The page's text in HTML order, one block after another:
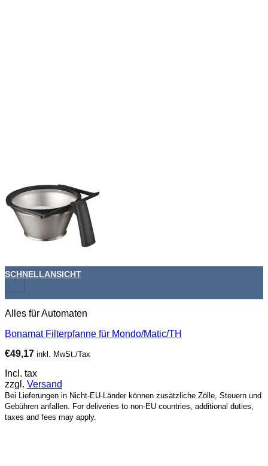
+
SCHNELLANSICHT
Alles für Automaten
Bonamat Filterpfanne für Mondo/Matic/TH
€49,17 inkl. MwSt./Tax
Incl. tax
zzgl. Versand
Bei Lieferungen in Nicht-EU-Länder können zusätzliche Zölle, Steuern und
Gebühren anfallen. For deliveries to non-EU countries, additional duties,
taxes and fees may apply.